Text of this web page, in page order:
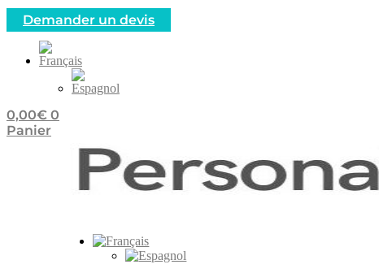
Demander un devis
0,00€ 0
Panier